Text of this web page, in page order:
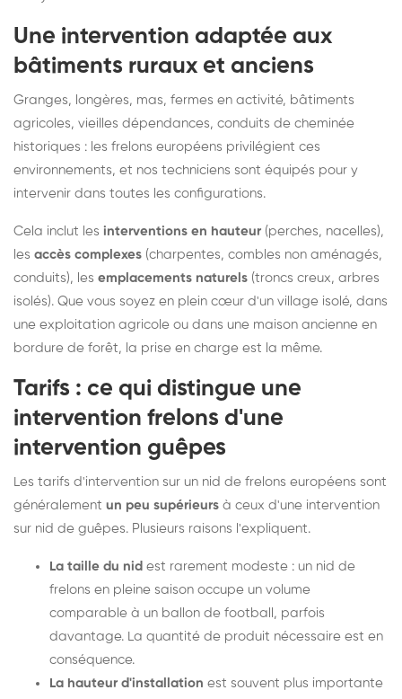
Une intervention adaptée aux
bâtiments ruraux et anciens
Granges, longères, mas, fermes en activité, bâtiments
agricoles, vieilles dépendances, conduits de cheminée
historiques : les frelons européens privilégient ces
environnements, et nos techniciens sont équipés pour y
intervenir dans toutes les configurations.
Cela inclut les interventions en hauteur (perches, nacelles),
les accès complexes (charpentes, combles non aménagés,
conduits), les emplacements naturels (troncs creux, arbres
isolés). Que vous soyez en plein cœur d'un village isolé, dans
une exploitation agricole ou dans une maison ancienne en
bordure de forêt, la prise en charge est la même.
Tarifs : ce qui distingue une
intervention frelons d'une
intervention guêpes
Les tarifs d'intervention sur un nid de frelons européens sont
généralement un peu supérieurs à ceux d'une intervention
sur nid de guêpes. Plusieurs raisons l'expliquent.
La taille du nid est rarement modeste : un nid de
frelons en pleine saison occupe un volume
comparable à un ballon de football, parfois
davantage. La quantité de produit nécessaire est en
conséquence.
La hauteur d'installation est souvent plus importante